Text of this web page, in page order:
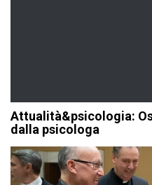
Attualità&psicologia:
dalla psicologa